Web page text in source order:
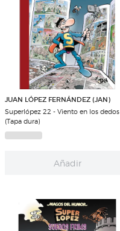
JUAN LÓPEZ FERNÁNDEZ (JAN)
Superlópez 22 - Viento en los dedos
(Tapa dura)
Añadir